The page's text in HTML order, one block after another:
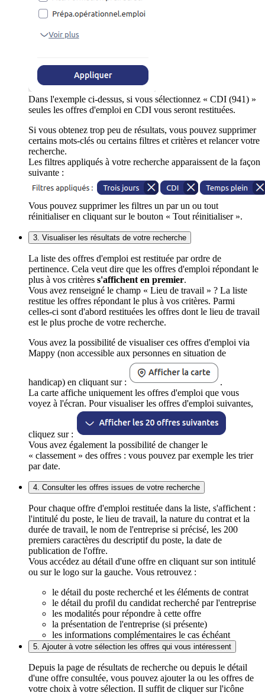
Dans l'exemple ci-dessus, si vous sélectionnez « CDI (941) »
seules les offres d'emploi en CDI vous seront restituées.
Si vous obtenez trop peu de résultats, vous pouvez supprimer
certains mots-clés ou certains filtres et critères et relancer votre
recherche.
Les filtres appliqués à votre recherche apparaissent de la façon
suivante :
Vous pouvez supprimer les filtres un par un ou tout
réinitialiser en cliquant sur le bouton « Tout réinitialiser ».
3. Visualiser les résultats de votre recherche
La liste des offres d'emploi est restituée par ordre de
pertinence. Cela veut dire que les offres d'emploi répondant le
plus à vos critères s'affichent en premier.
Vous avez renseigné le champ « Lieu de travail » ? La liste
restitue les offres répondant le plus à vos critères. Parmi
celles-ci sont d'abord restituées les offres dont le lieu de travail
est le plus proche de votre recherche.
Vous avez la possibilité de visualiser ces offres d'emploi via
Mappy (non accessible aux personnes en situation de
handicap) en cliquant sur :
.
La carte affiche uniquement les offres d'emploi que vous
voyez à l'écran. Pour visualiser les offres d'emploi suivantes,
cliquez sur :
Vous avez également la possibilité de changer le
« classement » des offres : vous pouvez par exemple les trier
par date.
4. Consulter les offres issues de votre recherche
Pour chaque offre d'emploi restituée dans la liste, s'affichent :
l'intitulé du poste, le lieu de travail, la nature du contrat et la
durée de travail, le nom de l'entreprise si précisé, les 200
premiers caractères du descriptif du poste, la date de
publication de l'offre.
Vous accédez au détail d'une offre en cliquant sur son intitulé
ou sur le logo sur la gauche. Vous retrouvez :
le détail du poste recherché et les éléments de contrat
le détail du profil du candidat recherché par l'entreprise
les modalités pour répondre à cette offre
la présentation de l'entreprise (si présente)
les informations complémentaires le cas échéant
5. Ajouter à votre sélection les offres qui vous intéressent
Depuis la page de résultats de recherche ou depuis le détail
d'une offre consultée, vous pouvez ajouter la ou les offres de
votre choix à votre sélection. Il suffit de cliquer sur l'icône